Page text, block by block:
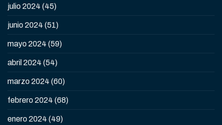
julio 2024 (45)
junio 2024 (51)
mayo 2024 (59)
abril 2024 (54)
marzo 2024 (60)
febrero 2024 (68)
enero 2024 (49)